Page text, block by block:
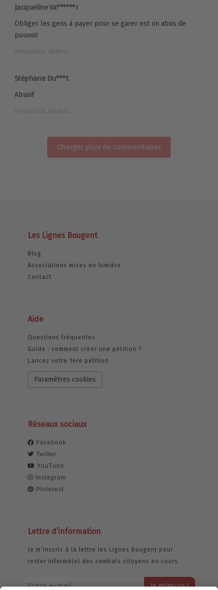
Jacqueline Va******r
Obliger les gens à payer pour se garer est un abus de
pouvoir
09/06/2025, 08:55:15
Stéphane Du***t
Abusif
09/06/2025, 08:26:02
Charger plus de commentaires
Les Lignes Bougent
Blog
Associations mises en lumière
Contact
Aide
Questions fréquentes
Guide : comment créer une pétition ?
Lancez votre 1ère pétition
Paramètres cookies
Réseaux sociaux
Facebook
Twitter
YouTube
Instagram
Pinterest
Lettre d’information
Je m’inscris à la lettre les Lignes Bougent pour
rester informé(e) des combats citoyens en cours.